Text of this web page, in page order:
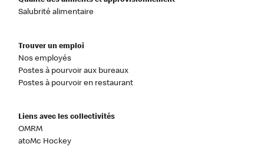
Salubrité alimentaire
Trouver un emploi
Nos employés
Postes à pourvoir aux bureaux
Postes à pourvoir en restaurant
Liens avec les collectivités
OMRM
atoMc Hockey